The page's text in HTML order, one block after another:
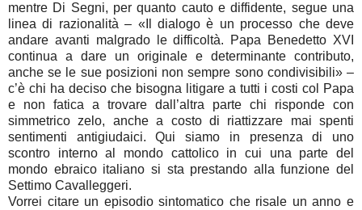
mentre Di Segni, per quanto cauto e diffidente, segue una
linea di razionalità – «Il dialogo è un processo che deve
andare avanti malgrado le difficoltà. Papa Benedetto XVI
continua a dare un originale e determinante contributo,
anche se le sue posizioni non sempre sono condivisibili» –
c’è chi ha deciso che bisogna litigare a tutti i costi col Papa
e non fatica a trovare dall’altra parte chi risponde con
simmetrico zelo, anche a costo di riattizzare mai spenti
sentimenti antigiudaici. Qui siamo in presenza di uno
scontro interno al mondo cattolico in cui una parte del
mondo ebraico italiano si sta prestando alla funzione del
Settimo Cavalleggeri.
Vorrei citare un episodio sintomatico che risale un anno e